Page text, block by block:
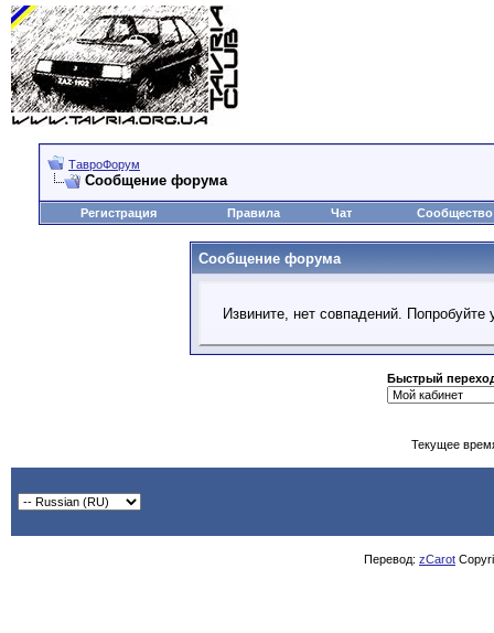
ТавроФорум
Сообщение форума
Регистрация Правила Чат Сообщество
Сообщение форума
Извините, нет совпадений.
Быстрый
Текущее
Перевод: zCarot